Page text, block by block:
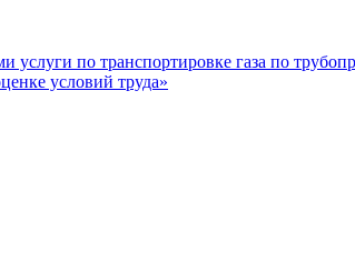
по транспортировке газа по
условий труда»